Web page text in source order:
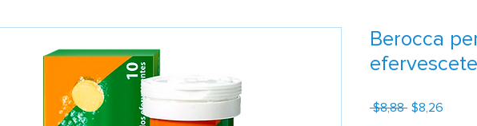
Berocca
$8,88 Precio
$8,26